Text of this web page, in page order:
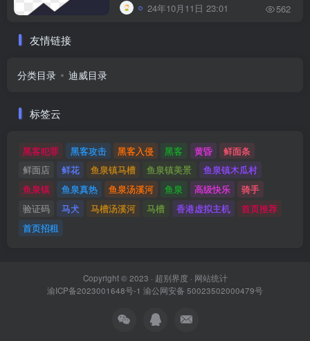
24年10月11日 23:01 562
友情链接
分类目录 迪威目录
标签云
黑客犯罪 黑客攻击 黑客入侵 黑客 黄昏
鲜面条
鲜面店
鲜花 鱼泉镇马槽 鱼泉镇美景
鱼泉镇木瓜村
鱼泉镇
鱼泉真热 鱼泉汤溪河 鱼泉 高级快乐
骑手
验证码
马犬 马槽汤溪河 马槽 香港虚拟主机
首页推荐
首页招租
Copyright © 2023 · 超别界度· 网站统计
渝ICP备2023001648号-1 渝公网安备 50023502000479号